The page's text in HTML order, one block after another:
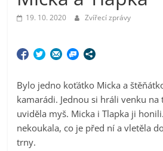
19. 10. 2020 Zvířecí zprávy
Bylo jedno koťátko Micka a
kamarádi. Jednou si hráli venku na
uviděla myš. Micka i Tlapka ji
nekoukala, co je před ní a vletěla
trny.